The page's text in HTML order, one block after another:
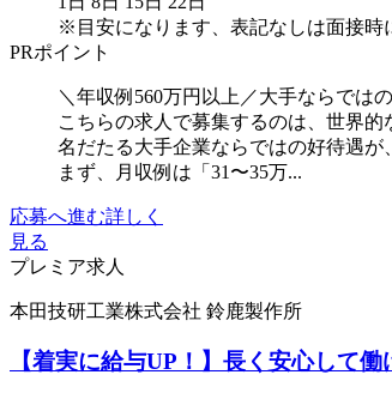
※目安になります、表記なしは面接時
PRポイント
＼年収例560万円以上／大手ならでは
こちらの求人で募集するのは、世界
名だたる大手企業ならではの好待遇
まず、月収例は「31〜35万...
応募へ進む詳しく
見る
プレミア求人
本田技研工業株式会社 鈴鹿製作所
【着実に給与UP！】長く安心して